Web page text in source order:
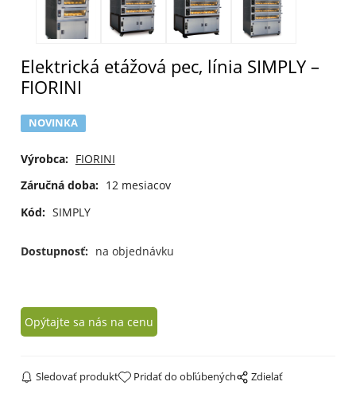
Elektrická etážová pec, línia SIMPLY –
FIORINI
NOVINKA
Výrobca: FIORINI
Záručná doba: 12 mesiacov
Kód: SIMPLY
Dostupnosť: na objednávku
Opýtajte sa nás na cenu
Sledovať produkt Pridať do obľúbených Zdielať